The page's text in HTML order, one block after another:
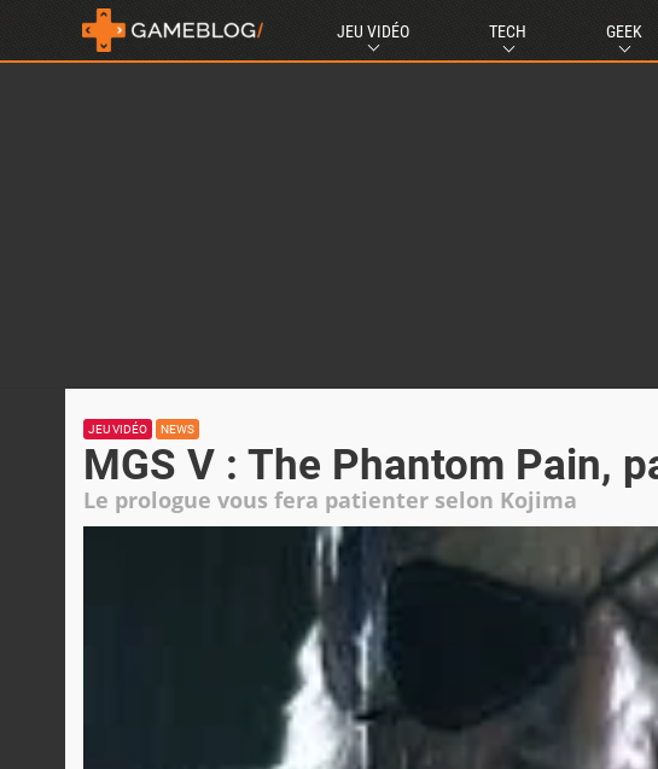
JEU VIDÉO TECH GEEK
JEU VIDÉO NEWS
MGS V : The Phantom Pain,
Le prologue vous fera patienter selon Kojima